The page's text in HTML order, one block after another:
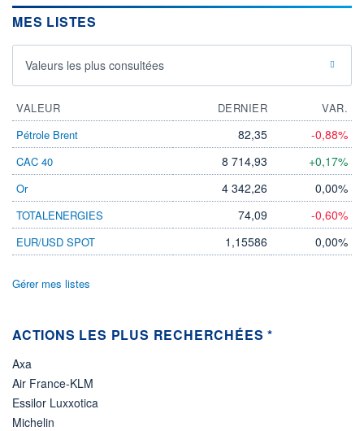
1,15
OUVERTURE
0,000
CLÔTURE VEILLE
VOLUME
6 961
CAPITAL ÉCHANGÉ
07.08.26 / 13:38:14
BAISSE
0,000
LIMITE À LA
HAUSSE
RENDEMENT PER ESTIMÉ
ÉLIGIBILITÉ
Non éligible
Boursobank
MES LISTES
Valeurs les plus consultées
VALEUR DERNIER
VAR.
Pétrole Brent
82,35 -0,88%
CAC 40 8 714,93 +0,17%
Or 4 342,26 0,00%
TOTALENERGIES 74,09 -0,60%
EUR/USD SPOT 1,15586 0,00%
Gérer mes listes
ACTIONS LES PLUS RECHERCHÉES *
Axa
Air France-KLM
Essilor Luxxotica
Michelin